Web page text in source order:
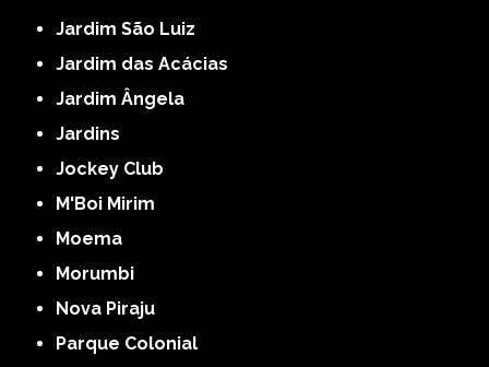
Jardim São Luiz
Jardim das Acácias
Jardim Ângela
Jardins
Jockey Club
M'Boi Mirim
Moema
Morumbi
Nova Piraju
Parque Colonial